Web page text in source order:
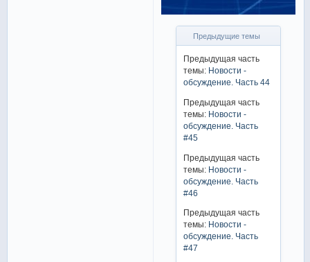
Предыдущие темы
Предыдущая часть
темы: Новости -
обсуждение. Часть 44
Предыдущая часть
темы: Новости -
обсуждение. Часть
#45
Предыдущая часть
темы: Новости -
обсуждение. Часть
#46
Предыдущая часть
темы: Новости -
обсуждение. Часть
#47